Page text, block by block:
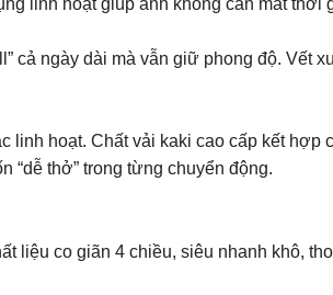
linh hoạt giúp anh không cần mất thời
cả ngày dài mà vẫn giữ phong độ. Vết
hoạt. Chất vải kaki cao cấp kết hợp
“dễ thở” trong từng chuyển động.
co giãn 4 chiều, siêu nhanh khô,